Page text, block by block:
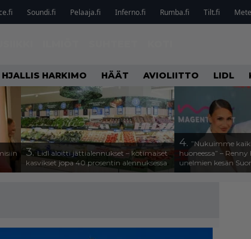
Soundi.fi Pelaaja.fi Inferno.fi Rumba.fi Tilt.fi
HJALLIS HARKIMO HÄÄT AVIOLIITTO LIDL
3. Lidl aloitti jättialennukset – kotimaiset
kasvikset jopa 40 prosentin alennuksessa
4. ”Nukuimme
huoneessa” –
unelmien kesän